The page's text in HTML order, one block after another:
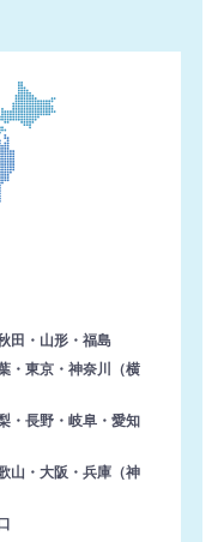
問い合わせを頂きま
問い合わせを頂きま
導入のお問い合わせ
。
お問い合わせを頂き
い合わせを頂きまし
田・山形・福島
・東京・神奈川（横
・長野・岐阜・愛知
山・大阪・兵庫（神